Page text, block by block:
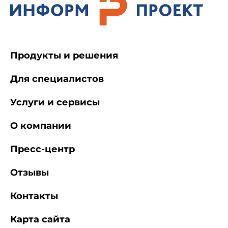
"Правила обеспечения работников
специальной одеждой, специальной обувью и
другими средствами индивидуальной защиты".
России 6 февраля 1999 года N 1700
* Вероятно ошибка оригинала. Дата
Примечание изготовителя базы данных.
"О проведении предварительных и
Зарегистрирован Минюстом России 31 декабря
Продукты и решения
Для специалистов
Услуги и сервисы
О компании
Пресс-центр
Отзывы
Контакты
Карта сайта